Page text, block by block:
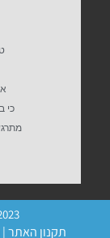
כי
2023 © אלעד דויטש מוסיקה | האתר
תקנון האתר|